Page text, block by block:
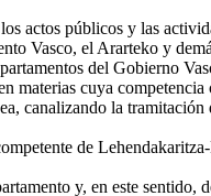
actos públicos y las
Vasco, el Ararteko y
del Gobierno
materias cuya
canalizando la
de
y, en este